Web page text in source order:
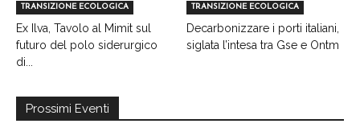
TRANSIZIONE ECOLOGICA
Ex Ilva, Tavolo al Mimit sul
futuro del polo siderurgico
di...
TRANSIZIONE ECOLOGICA
Decarbonizzare i porti italiani,
siglata l’intesa tra Gse e Ontm
Prossimi Eventi